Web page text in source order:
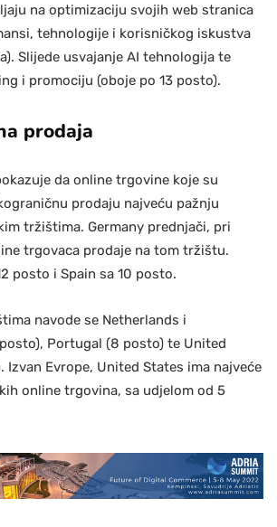
na optimizaciju svojih web stranica
tehnologije i korisničkog iskustva
Slijede usvajanje AI tehnologija te
i promociju (oboje po 13 posto).
prodaja
da online trgovine koje su
prodaju najveću pažnju
tržištima. Germany prednjači, pri
trgovaca prodaje na tom tržištu.
posto i Spain sa 10 posto.
navode se Netherlands i
Portugal (8 posto) te United
Izvan Evrope, United States ima najveće
online trgovina, sa udjelom od 5